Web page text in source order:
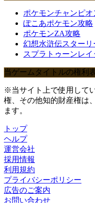
ポケモンチャンピオ
ぽこあポケモン攻略
ポケモンZA攻略
幻想水滸伝スターリ
スプラトゥーンレ
当ゲームタイトルの権利
※当サイト上で使用して
権、その他知的財産権は
ます。
トップ
ヘルプ
運営会社
採用情報
利用規約
プライバシーポリシー
広告のご案内
お問い合わせ